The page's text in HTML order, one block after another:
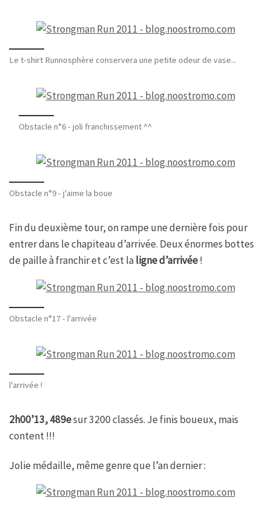
Le t-shirt Runnosphère conservera une petite odeur de vase...
Obstacle n°6 - joli franchissement ^^
Obstacle n°9 - j'aime la boue
Fin du deuxième tour, on rampe une dernière fois pour
entrer dans le chapiteau d’arrivée. Deux énormes bottes
de paille à franchir et c’est laligne d’arrivée!
Obstacle n°17 - l'arrivée
l'arrivée !
2h00’13, 489esur 3200 classés. Je finis boueux, mais
content !!!
Jolie médaille, même genre que l’an dernier :